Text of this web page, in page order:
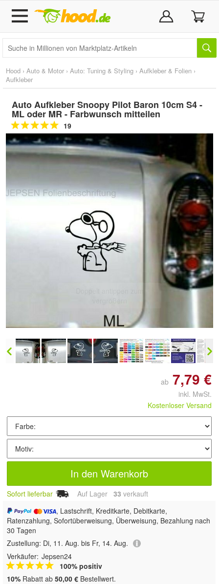
Hood › Auto & Motor › Auto: Tuning & Styling › Aufkleber & Folien ›
Aufkleber
Auto Aufkleber Snoopy Pilot Baron 10cm S4 -
ML oder MR - Farbwunsch mitteilen
19
ab 7,79 €
inkl. MwSt.
Kostenloser Versand
In den Warenkorb
Sofort lieferbar Auf Lager 33 verkauft
, Lastschrift, Kreditkarte, Debitkarte,
Ratenzahlung, Sofortüberweisung, Überweisung, Bezahlung nach
30 Tagen
Zustellung: Di, 11. Aug. bis Fr, 14. Aug.
Verkäufer: Jepsen24
100% positiv
10% Rabatt ab 50,00 € Bestellwert.